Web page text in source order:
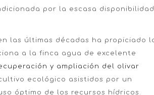
por la escasa
las últimas décadas ha propiciado
a la finca agua de excelente
y ampliación del olivar
ecológico asistidos por un
óptimo de los recursos hídricos.